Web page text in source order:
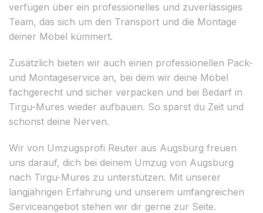
verfügen über ein professionelles und zuverlässiges
Team, das sich um den Transport und die Montage
deiner Möbel kümmert.
Zusätzlich bieten wir auch einen professionellen Pack-
und Montageservice an, bei dem wir deine Möbel
fachgerecht und sicher verpacken und bei Bedarf in
Tirgu-Mures wieder aufbauen. So sparst du Zeit und
schonst deine Nerven.
Wir von Umzugsprofi Reuter aus Augsburg freuen
uns darauf, dich bei deinem Umzug von Augsburg
nach Tirgu-Mures zu unterstützen. Mit unserer
langjährigen Erfahrung und unserem umfangreichen
Serviceangebot stehen wir dir gerne zur Seite.